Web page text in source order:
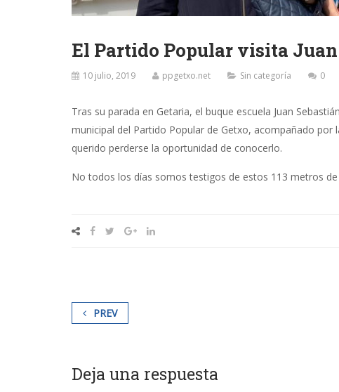
El Partido Popular visita
10 julio, 2019 ppgetxo.net Sin categoría 0
Tras su parada en Getaria, el buque escuela Juan
municipal del Partido Popular de Getxo, acompañado por
querido perderse la oportunidad de conocerlo.
No todos los días somos testigos de estos 113 metros
PREV
Deja una respuesta